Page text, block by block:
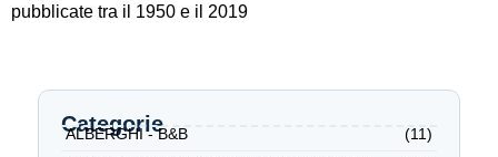
pubblicate tra il 1950 e il 2019
Categorie
ALBERGHI - B&B
(11)